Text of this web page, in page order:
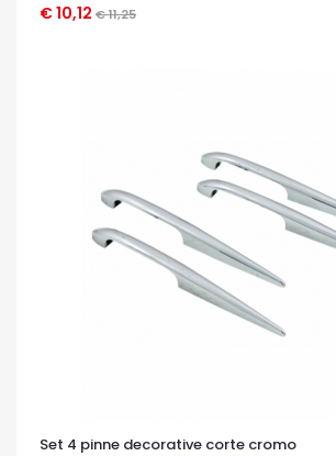
€ 10,12 € 11,25
OCCHIATA VELOCE
Set 4 pinne decorative corte cromo